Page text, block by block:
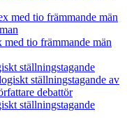
tio främmande män
ställningstagande
ställningstagande